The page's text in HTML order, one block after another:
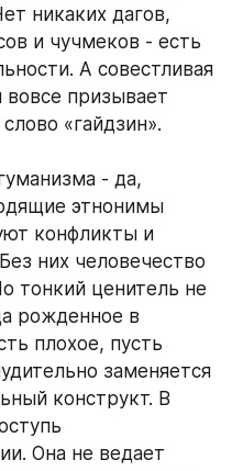
никаких дагов,
и чучмеков - есть
А совестливая
вовсе призывает
«гайдзин».
этнонимы
конфликты и
них человечество
тонкий ценитель не
рожденное в
плохое, пусть
заменяется
конструкт. В
Она не ведает